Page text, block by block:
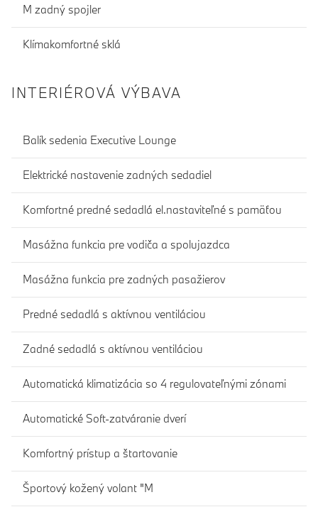
M zadný spojler
Klímakomfortné sklá
INTERIÉROVÁ VÝBAVA
Balík sedenia Executive Lounge
Elektrické nastavenie zadných sedadiel
Komfortné predné sedadlá el.nastaviteľné s pamäťou
Masážna funkcia pre vodiča a spolujazdca
Masážna funkcia pre zadných pasažierov
Predné sedadlá s aktívnou ventiláciou
Zadné sedadlá s aktívnou ventiláciou
Automatická klimatizácia so 4 regulovateľnými zónami
Automatické Soft-zatváranie dverí
Komfortný prístup a štartovanie
Športový kožený volant "M